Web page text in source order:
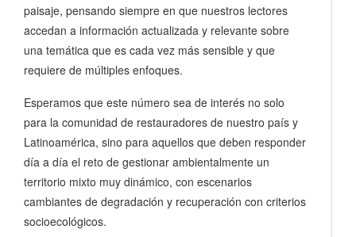
paisaje, pensando siempre en que nuestros lectores
accedan a información actualizada y relevante sobre
una temática que es cada vez más sensible y que
requiere de múltiples enfoques.
Esperamos que este número sea de interés no solo
para la comunidad de restauradores de nuestro país y
Latinoamérica, sino para aquellos que deben responder
día a día el reto de gestionar ambientalmente un
territorio mixto muy dinámico, con escenarios
cambiantes de degradación y recuperación con criterios
socioecológicos.